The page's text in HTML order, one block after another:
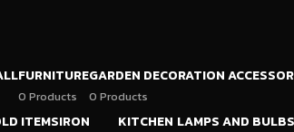
FURNITURE
0 Products
GARDEN DECORATION
0 Products
ITEMSIRON KITCHEN LAMPS AND BULBS